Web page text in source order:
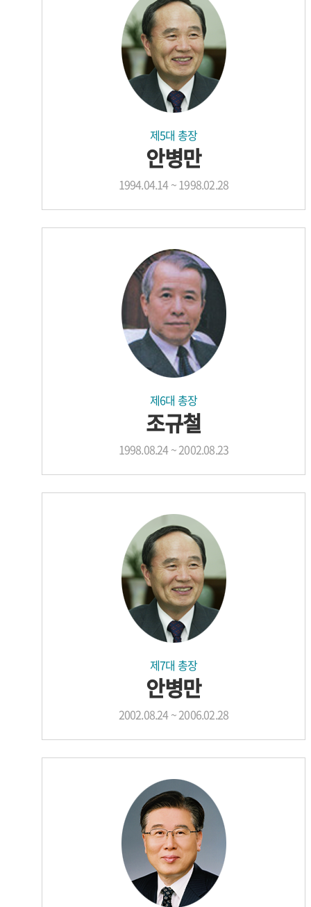
제5대 총장
안병만
1994.04.14 ~ 1998.02.28
제6대 총장
조규철
1998.08.24 ~ 2002.08.23
제7대 총장
안병만
2002.08.24 ~ 2006.02.28